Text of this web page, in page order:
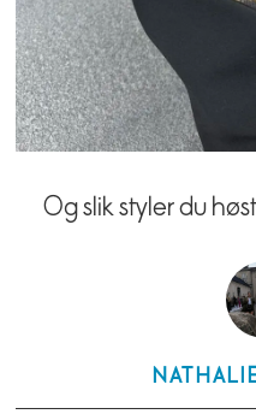
Og slik styler du
NATHALIE